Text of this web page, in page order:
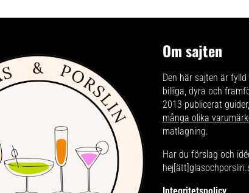
Om sajten
Den här sajten är
billiga, dyra och
2013 publicerat
många olika
matlagning.
Har du förslag och
Integritetspolicy